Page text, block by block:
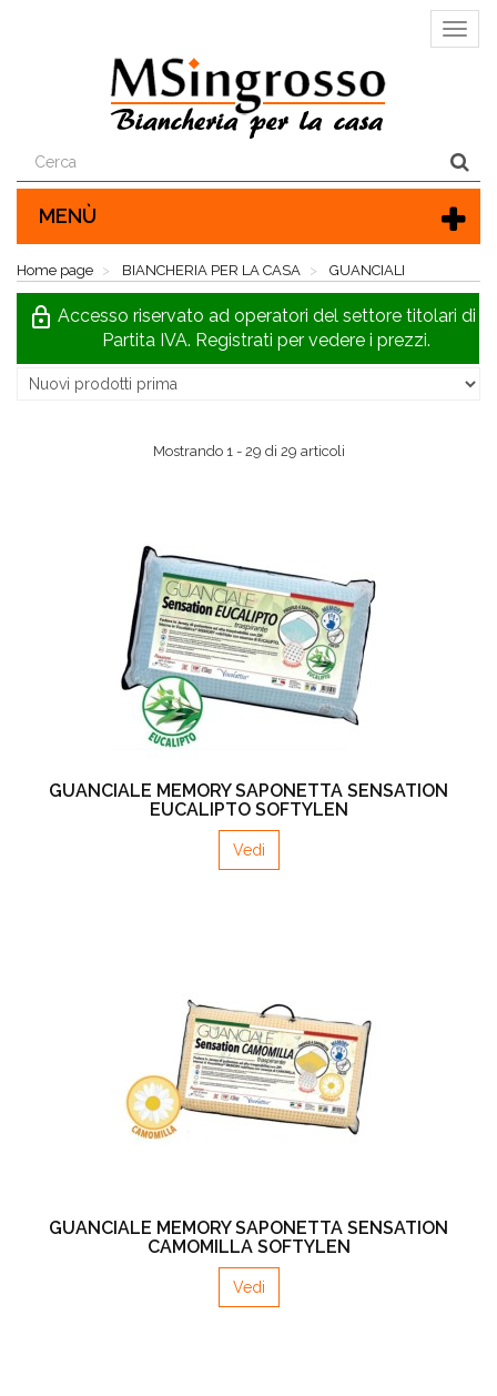
la
lock_outline Accesso riservato ad operatori del settore titolari di
Partita IVA. Registrati per vedere i prezzi.
MENÙ
Home page BIANCHERIA PER LA CASA GUANCIALI
GUANCIALI
Mostrando 1 - 29 di 29 articoli
GUANCIALE MEMORY SAPONETTA SENSATION
EUCALIPTO SOFTYLEN
Vedi
GUANCIALE MEMORY SAPONETTA SENSATION
CAMOMILLA SOFTYLEN
Vedi